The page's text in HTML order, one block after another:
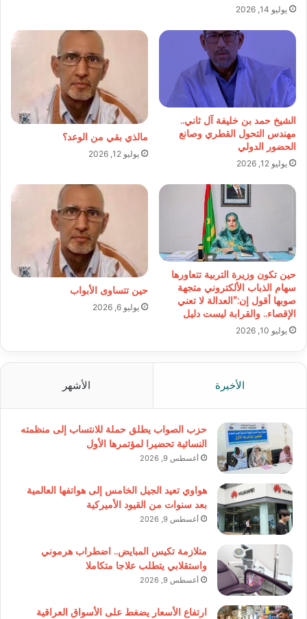
يوليو 14, 2026
الشيخ حمد بن خليفة آل ثاني..
مهندس التحول القطري وصانع
الحضور الدولي
يوليو 12, 2026
مالذي بقي من الوعد؟
يوليو 12, 2026
حين تكون وزيرة التربية تتعاورها
سهام الذباب الألكتروني متجهة
صوبها أقول إن:”العدالة لا تعني
الإقصاء.. والقرابة ليست دليل
يوليو 10, 2026
حين تتساوى الأبواب
يوليو 6, 2026
الأخيرة الأشهر
حزب الصواب يطلق حملة للانتساب إلى منظمته
النسائية تحضيرا لمؤتمرها الأول
أغسطس 9, 2026
هواوي تعيد الجيل الخامس إلى هواتفها العالمية
بعد سنوات من القيود الأميركية
أغسطس 9, 2026
متلازمة تكيس المبايض.. اضطراب هرموني
واستقلابي يتطلب علاجا متكاملا
أغسطس 9, 2026
ارتفاع الأسعار يضغط على الأسواق العراقية